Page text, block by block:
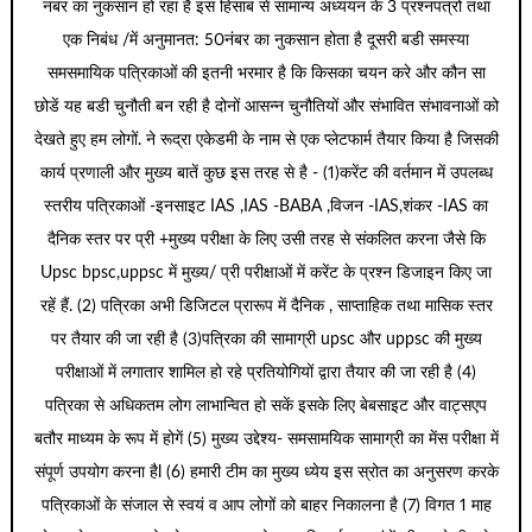
नंबर का नुकसान हो रहा है इस हिसाब से सामान्य अध्ययन के 3 प्रश्नपत्रों तथा
एक निबंध /में अनुमानत: 50नंबर का नुकसान होता है दूसरी बडी समस्या
समसमायिक पत्रिकाओं की इतनी भरमार है कि किसका चयन करे और कौन सा
छोडें यह बडी चुनौती बन रही है दोनों आसन्न चुनौतियों और संभावित संभावनाओं को
देखते हुए हम लोगों. ने रूद्रा एकेडमी के नाम से एक प्लेटफार्म तैयार किया है जिसकी
कार्य प्रणाली और मुख्य बातें कुछ इस तरह से है - (1)करेंट की वर्तमान में उपलब्ध
स्तरीय पत्रिकाओं -इनसाइट IAS ,IAS -BABA ,विजन -IAS,शंकर -IAS का
दैनिक स्तर पर प्री +मुख्य परीक्षा के लिए उसी तरह से संकलित करना जैसे कि
Upsc bpsc,uppsc में मुख्य/ प्री परीक्षाओं में करेंट के प्रश्न डिजाइन किए जा
रहें हैं. (2) पत्रिका अभी डिजिटल प्रारूप में दैनिक , साप्ताहिक तथा मासिक स्तर
पर तैयार की जा रही है (3)पत्रिका की सामाग्री upsc और uppsc की मुख्य
परीक्षाओं में लगातार शामिल हो रहे प्रतियोगियों द्वारा तैयार की जा रही है (4)
पत्रिका से अधिकतम लोग लाभान्वित हो सकें इसके लिए बेबसाइट और वाट्सएप
बतौर माध्यम के रूप में होगें (5) मुख्य उद्देश्य- समसामयिक सामाग्री का मेंस परीक्षा में
संपूर्ण उपयोग करना हैl (6) हमारी टीम का मुख्य ध्येय इस स्रोत का अनुसरण करके
पत्रिकाओं के संजाल से स्वयं व आप लोगों को बाहर निकालना है (7) विगत 1 माह